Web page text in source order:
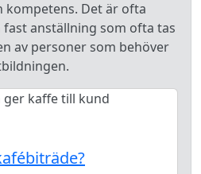
kompetens. Det är ofta
anställning som ofta tas
av personer som behöver